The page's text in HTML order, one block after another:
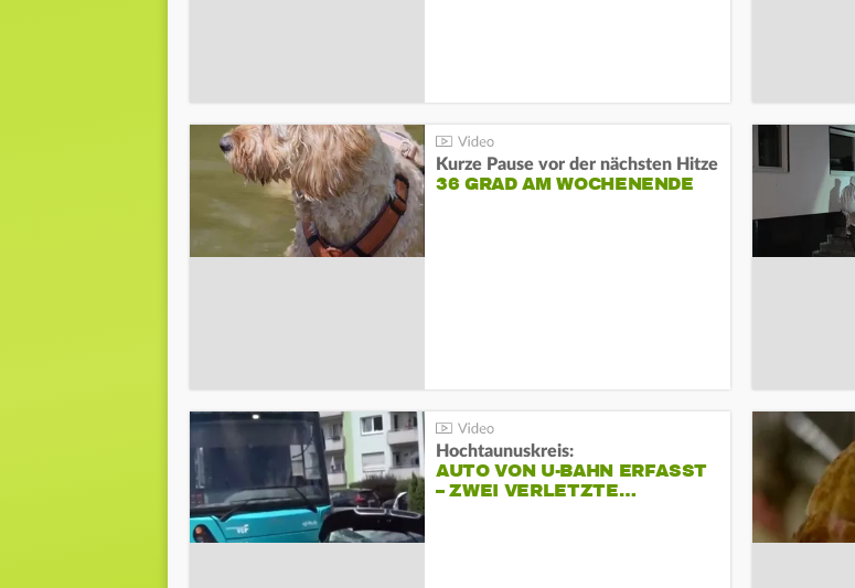
Kurze Pause vor der nächsten Hitze
36 GRAD AM WOCHENENDE
Hochtaunuskreis:
AUTO VON U-BAHN ERFASST
– ZWEI VERLETZTE…